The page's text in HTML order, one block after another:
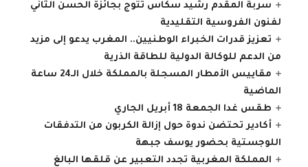
سربة المقدم رشيد سكاس تتوج بجائزة الحسن الثاني
لفنون الفروسية التقليدية
تعزيز قدرات الخبراء الوطنيين.. المغرب يدعو إلى مزيد
من الدعم للوكالة الدولية للطاقة الذرية
مقاييس الأمطار المسجلة بالمملكة خلال الـ24 ساعة
الماضية
طقس غدا الجمعة 18 أبريل الجاري
أكادير تحتضن ندوة حول إزالة الكربون من التدفقات
اللوجستية بحضور يوسف جبهة
المملكة المغربية تجدد التعبير عن قلقها البالغ